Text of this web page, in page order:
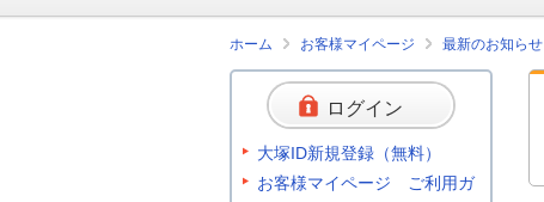
ホーム お客様マイページ 最新のお知らせ
ログイン
大塚ID新規登録（無料）
お客様マイページ ご利用ガ